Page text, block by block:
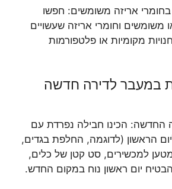
אריזה משומשים: חפשו
משומשים וחומרי אריזה שעשויים
מקומיות או פלטפורמות
במעבר לדירה חדשה
החדשה: הכינו חבילה נפרדת עם
הראשון (לדוגמה, החלפת בגדים,
למכשירים, סט קטן של כלים,
יום ראשון נוח במקום החדש.